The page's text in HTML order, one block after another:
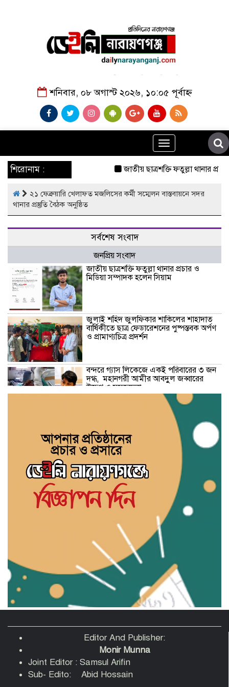
শনিবার, ০৮ অগাস্ট ২০২৬, ১০:০৫ পূর্বাহ্ন
Toggle
navigation
শিরোনাম : জাতীয় ছাত্রশক্তি ফতুল্লা থানার
২১ ফেব্রুয়ারি খেলাফত মজলিসের কর্মী সম্মেলন বাস্তবায়নে সদর
থানার প্রস্তুতি বৈঠক অনুষ্ঠিত
সর্বশেষ সংবাদ
জনপ্রিয় সংবাদ
জাতীয় ছাত্রশক্তি ফতুল্লা থানার প্রচার ও
মিডিয়া সম্পাদক হলেন সিয়াম
​জুলাই শহিদ জুলফিকার শাকিলের শাহাদাত
বার্ষিকীতে ছাত্র ফেডারেশনের পুষ্পস্তবক অর্পণ
ও প্রামাণ্যচিত্র প্রদর্শন
বন্দরে গ্যাস লিকেজে একই পরিবারের ৩ জন
দগ্ধ, মহানগরী আমীর আবদুুল জব্বারের
উদ্বেগ ও সমবেদনা
মাদক ও ছিনতাই এর বিরুদ্ধে ১নং বাবুরাইলে
প্রস্তুতিমূলক আলোচনা সভা
সাহিত্য জোট নারায়ণগঞ্জের কবিতা পাঠ ও
সাহিত্য আলোচনায় মুখরিত অনুষ্ঠান
‘স্বপ্ন, সেবা ও সমৃদ্ধি’ স্লোগানে নারায়ণগঞ্জে
সহযাত্রী মানবকল্যাণ ফাউন্ডেশনের যাত্রা শুরু
রাজনৈতিক ব্যানার ব্যবহার করে চাঁদাবাজি-
সন্ত্রাসবাদসহ মাদক ব্যবসা বন্ধের আহবান
আহমেদুর রহমান তনুর
তোলারাম কলেজে হামলায় আহত শিবির
Editor And Publisher:
Monir Munna
Joint Editor : Samsul Arifin
Sub- Edito: Abid Hossain